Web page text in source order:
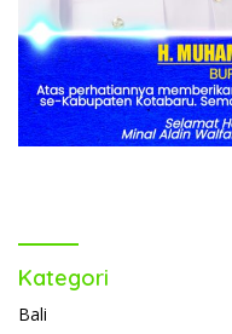
Kategori
Bali